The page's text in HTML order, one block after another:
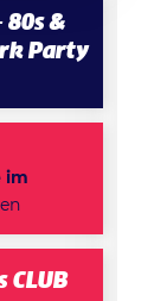
80s &
Party
im
CLUB